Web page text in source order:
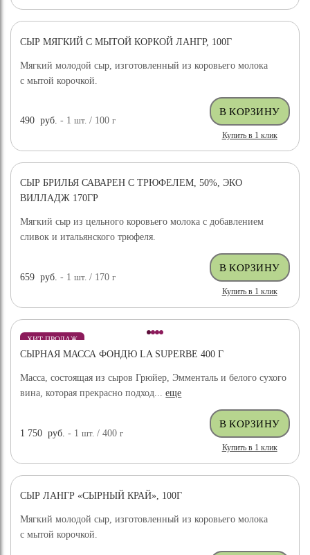
СЫР МЯГКИЙ С МЫТОЙ КОРКОЙ ЛАНГР, 100Г
Мягкий молодой сыр, изготовленный из коровьего молока
с мытой корочкой.
490 руб. - 1шт. / 100г
Купить в 1 клик
СЫР БРИЛЬЯ САВАРЕН С ТРЮФЕЛЕМ, 50%, ЭКО
ВИЛЛАДЖ 170ГР
Мягкий сыр из цельного коровьего молока с добавлением
сливок и итальянского трюфеля.
659 руб. - 1шт. / 170г
Купить в 1 клик
ХИТ ПРОДАЖ
СЫРНАЯ МАССА ФОНДЮ LA SUPERBE 400 Г
Масса, состоящая из сыров Грюйер, Эмменталь и белого сухого
вина, которая прекрасно подход...еще
1 750 руб. - 1шт. / 400г
Купить в 1 клик
СЫР ЛАНГР «СЫРНЫЙ КРАЙ», 100Г
Мягкий молодой сыр, изготовленный из коровьего молока
с мытой корочкой.